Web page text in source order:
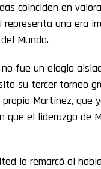
coinciden en
representa una era
Mundo.
fue un elogio
su tercer torneo
Martínez, que
que el liderazgo de
lo remarcó al